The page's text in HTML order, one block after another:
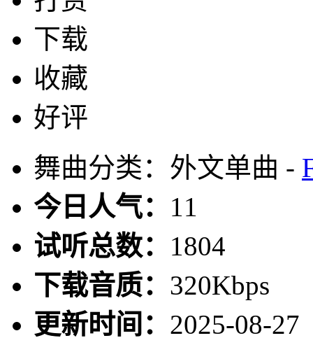
下载
收藏
好评
舞曲分类：外文单曲 -
今日人气： 11
试听总数： 1804
下载音质： 320Kbps
更新时间： 2025-08-27